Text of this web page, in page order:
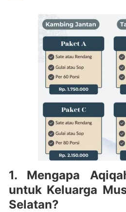
1. Mengapa
untuk Keluarga
Selatan?